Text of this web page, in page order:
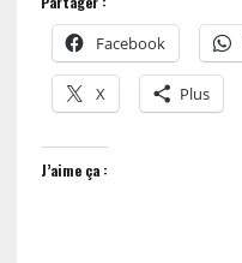
Facebook
X Plus
J’aime ça :